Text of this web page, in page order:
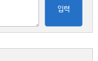
입력